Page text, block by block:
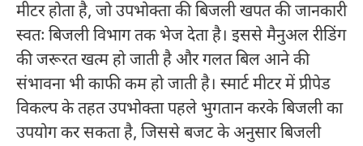
मीटर होता है, जो उपभोक्ता की बिजली खपत की जानकारी
स्वतः बिजली विभाग तक भेज देता है। इससे मैनुअल रीडिंग
की जरूरत खत्म हो जाती है और गलत बिल आने की
संभावना भी काफी कम हो जाती है। स्मार्ट मीटर में प्रीपेड
विकल्प के तहत उपभोक्ता पहले भुगतान करके बिजली का
उपयोग कर सकता है, जिससे बजट के अनुसार बिजली